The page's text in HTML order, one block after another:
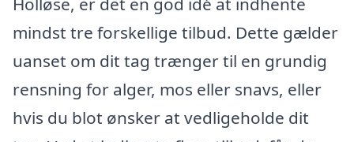
mindst tre forskellige tilbud. Dette gælder
uanset om dit tag trænger til en grundig
rensning for alger, mos eller snavs, eller
hvis du blot ønsker at vedligeholde dit